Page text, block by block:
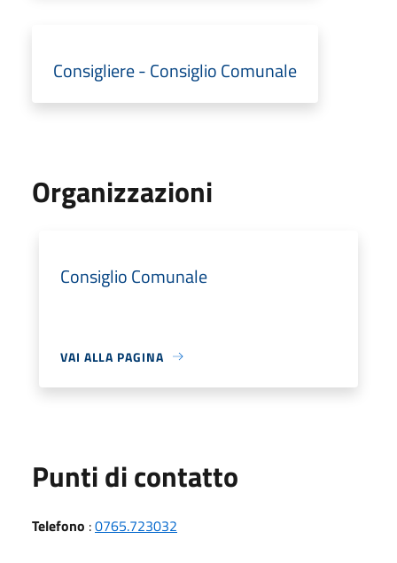
Consigliere - Consiglio Comunale
Organizzazioni
Consiglio Comunale
VAI ALLA PAGINA
Punti di contatto
Telefono :0765.723032